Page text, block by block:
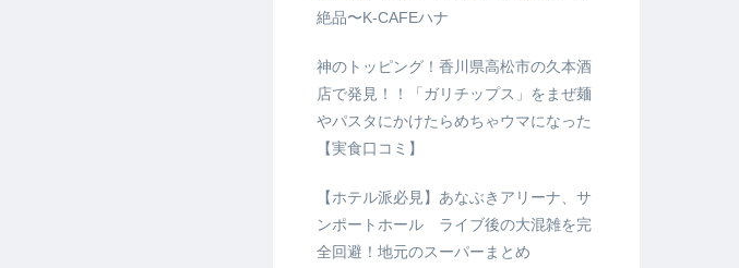
絶品〜K-CAFEハナ
神のトッピング！香川県高松市の久本酒
店で発見！！「ガリチップス」をまぜ麺
やパスタにかけたらめちゃウマになった
【実食口コミ】
【ホテル派必見】あなぶきアリーナ、サ
ンポートホール ライブ後の大混雑を完
全回避！地元のスーパーまとめ